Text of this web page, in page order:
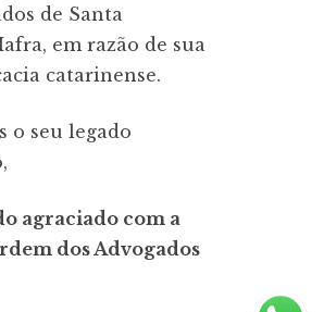
de Santa
em razão de sua
catarinense.
o seu legado
agraciado com a
dos Advogados